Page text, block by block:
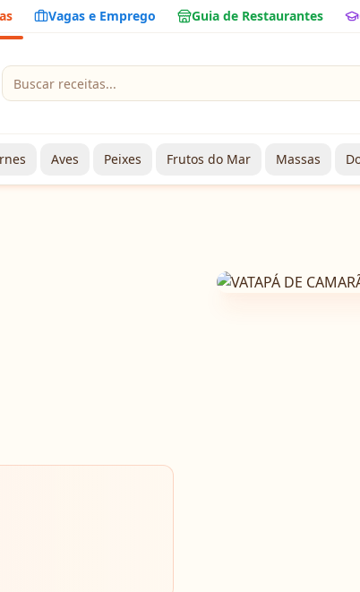
Vagas e Emprego Guia de Restaurantes
Aves Peixes Frutos do Mar Massas